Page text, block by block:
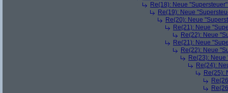
Re(18): Neue
Re(19): Neue
Re(20): Neue
Re(21): Neue
Re(22): Neue
Re(21): Neue
Re(22): Neue
Re(23):
Re(24):
Re(25):